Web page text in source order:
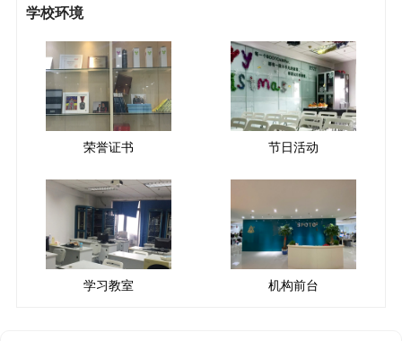
学校环境
荣誉证书 节日活动
学习教室 机构前台